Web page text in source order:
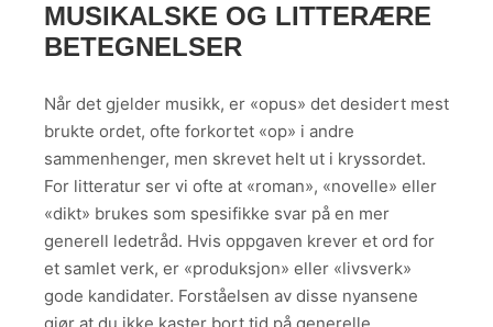
MUSIKALSKE OG LITTERÆRE
BETEGNELSER
Når det gjelder musikk, er «opus» det desidert mest
brukte ordet, ofte forkortet «op» i andre
sammenhenger, men skrevet helt ut i kryssordet.
For litteratur ser vi ofte at «roman», «novelle» eller
«dikt» brukes som spesifikke svar på en mer
generell ledetråd. Hvis oppgaven krever et ord for
et samlet verk, er «produksjon» eller «livsverk»
gode kandidater. Forståelsen av disse nyansene